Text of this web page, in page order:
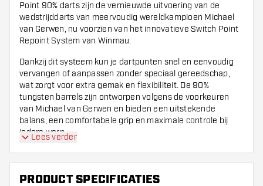
Point 90% darts zijn de vernieuwde uitvoering van de
wedstrijddarts van meervoudig wereldkampioen Michael
van Gerwen, nu voorzien van het innovatieve Switch Point
Repoint System van Winmau.
Dankzij dit systeem kun je dartpunten snel en eenvoudig
vervangen of aanpassen zonder speciaal gereedschap,
wat zorgt voor extra gemak en flexibiliteit. De 90%
tungsten barrels zijn ontworpen volgens de voorkeuren
van Michael van Gerwen en bieden een uitstekende
balans, een comfortabele grip en maximale controle bij
iedere worp.
Met de Winmau Michael van Gerwen Signature Edition
Switch Point 90% kies je voor een professionele dartpijl die
de speelstijl van een van de succesvolste darters ter
Lees verder
PRODUCT SPECIFICATIES